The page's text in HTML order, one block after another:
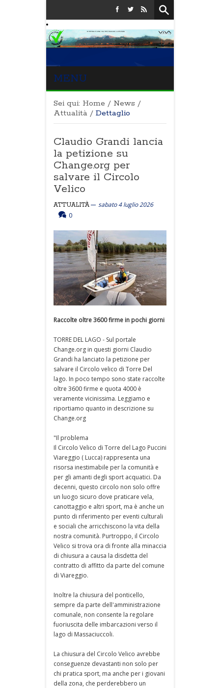
MENU
Sei qui: Home / News /
Attualità / Dettaglio
Claudio Grandi lancia
la petizione su
Change.org per
salvare il Circolo
Velico
ATTUALITÀ
sabato 4 luglio 2026
0
Raccolte oltre 3600 firme in pochi giorni
TORRE DEL LAGO - Sul portale
Change.org in questi giorni Claudio
Grandi ha lanciato la petizione per
salvare il Circolo velico di Torre Del
lago. In poco tempo sono state raccolte
oltre 3600 firme e quota 4000 è
veramente vicinissima. Leggiamo e
riportiamo quanto in descrizione su
Change.org
"Il problema
Il Circolo Velico di Torre del Lago Puccini
Viareggio ( Lucca) rappresenta una
risorsa inestimabile per la comunità e
per gli amanti degli sport acquatici. Da
decenni, questo circolo non solo offre
un luogo sicuro dove praticare vela,
canottaggio e altri sport, ma è anche un
punto di riferimento per eventi culturali
e sociali che arricchiscono la vita della
nostra comunità. Purtroppo, il Circolo
Velico si trova ora di fronte alla minaccia
di chiusura a causa la disdetta del
contratto di affitto da parte del comune
di Viareggio.
Inoltre la chiusura del ponticello,
sempre da parte dell'amministrazione
comunale, non consente la regolare
fuoriuscita delle imbarcazioni verso il
lago di Massaciuccoli.
La chiusura del Circolo Velico avrebbe
conseguenze devastanti non solo per
chi pratica sport, ma anche per i giovani
della zona, che perderebbero un